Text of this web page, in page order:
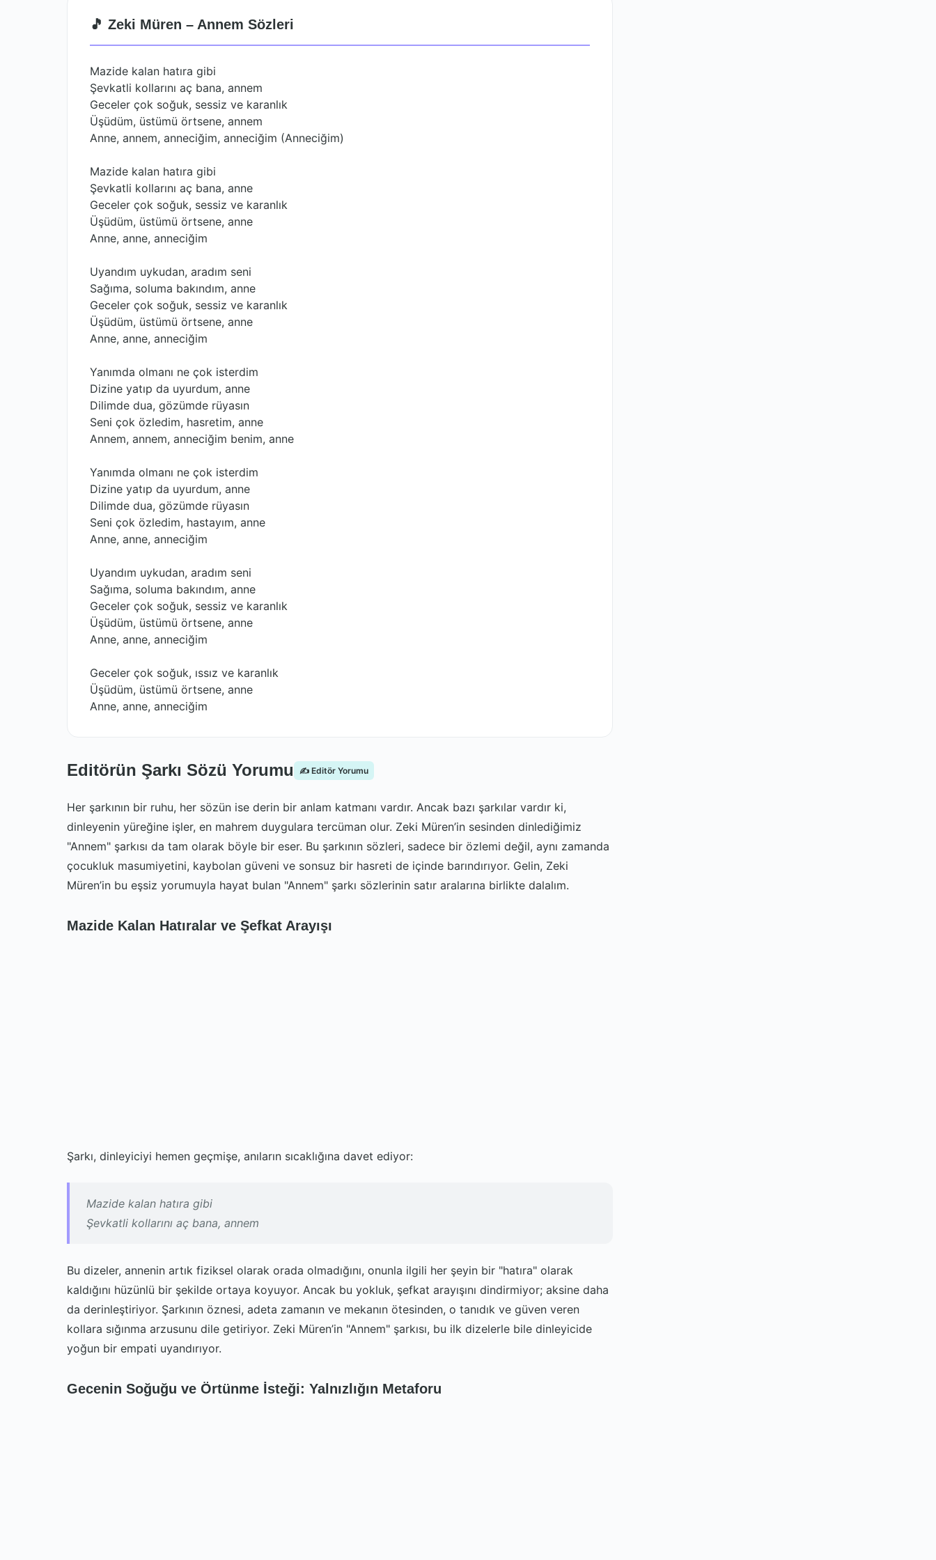
🎵 Zeki Müren – Annem Sözleri
Mazide kalan hatıra gibi
Şevkatli kollarını aç bana, annem
Geceler çok soğuk, sessiz ve karanlık
Üşüdüm, üstümü örtsene, annem
Anne, annem, anneciğim, anneciğim (Anneciğim)
Mazide kalan hatıra gibi
Şevkatli kollarını aç bana, anne
Geceler çok soğuk, sessiz ve karanlık
Üşüdüm, üstümü örtsene, anne
Anne, anne, anneciğim
Uyandım uykudan, aradım seni
Sağıma, soluma bakındım, anne
Geceler çok soğuk, sessiz ve karanlık
Üşüdüm, üstümü örtsene, anne
Anne, anne, annеciğim
Yanımda olmanı ne çok isterdim
Dizine yatıp da uyurdum, annе
Dilimde dua, gözümde rüyasın
Seni çok özledim, hasretim, anne
Annem, annem, anneciğim benim, anne
Yanımda olmanı ne çok isterdim
Dizine yatıp da uyurdum, anne
Dilimde dua, gözümde rüyasın
Seni çok özledim, hastayım, anne
Anne, anne, anneciğim
Uyandım uykudan, aradım seni
Sağıma, soluma bakındım, anne
Geceler çok soğuk, sessiz ve karanlık
Üşüdüm, üstümü örtsene, anne
Anne, anne, anneciğim
Geceler çok soğuk, ıssız ve karanlık
Üşüdüm, üstümü örtsene, anne
Anne, anne, anneciğim
Editörün Şarkı Sözü Yorumu ✍️ Editör Yorumu
Her şarkının bir ruhu, her sözün ise derin bir anlam katmanı vardır. Ancak bazı şarkılar vardır ki,
dinleyenin yüreğine işler, en mahrem duygulara tercüman olur. Zeki Müren’in sesinden dinlediğimiz
"Annem" şarkısı da tam olarak böyle bir eser. Bu şarkının sözleri, sadece bir özlemi değil, aynı zamanda
çocukluk masumiyetini, kaybolan güveni ve sonsuz bir hasreti de içinde barındırıyor. Gelin, Zeki
Müren’in bu eşsiz yorumuyla hayat bulan "Annem" şarkı sözlerinin satır aralarına birlikte dalalım.
Mazide Kalan Hatıralar ve Şefkat Arayışı
Şarkı, dinleyiciyi hemen geçmişe, anıların sıcaklığına davet ediyor:
Mazide kalan hatıra gibi
Şevkatli kollarını aç bana, annem
Bu dizeler, annenin artık fiziksel olarak orada olmadığını, onunla ilgili her şeyin bir "hatıra" olarak
kaldığını hüzünlü bir şekilde ortaya koyuyor. Ancak bu yokluk, şefkat arayışını dindirmiyor; aksine daha
da derinleştiriyor. Şarkının öznesi, adeta zamanın ve mekanın ötesinden, o tanıdık ve güven veren
kollara sığınma arzusunu dile getiriyor. Zeki Müren’in "Annem" şarkısı, bu ilk dizelerle bile dinleyicide
yoğun bir empati uyandırıyor.
Gecenin Soğuğu ve Örtünme İsteği: Yalnızlığın Metaforu